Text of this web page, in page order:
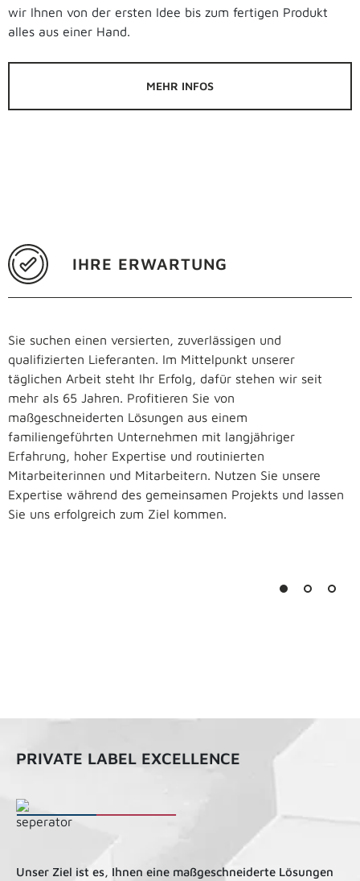
wir Ihnen von der ersten Idee bis zum fertigen Produkt
alles aus einer Hand.
MEHR INFOS
IHRE ERWARTUNG
Sie suchen einen versierten, zuverlässigen und
qualifizierten Lieferanten. Im Mittelpunkt unserer
täglichen Arbeit steht Ihr Erfolg, dafür stehen wir seit
mehr als 65 Jahren. Profitieren Sie von
maßgeschneiderten Lösungen aus einem
familiengeführten Unternehmen mit langjähriger
Erfahrung, hoher Expertise und routinierten
Mitarbeiterinnen und Mitarbeitern. Nutzen Sie unsere
Expertise während des gemeinsamen Projekts und lassen
Sie uns erfolgreich zum Ziel kommen.
PRIVATE LABEL EXCELLENCE
Unser Ziel ist es, Ihnen eine maßgeschneiderte Lösungen